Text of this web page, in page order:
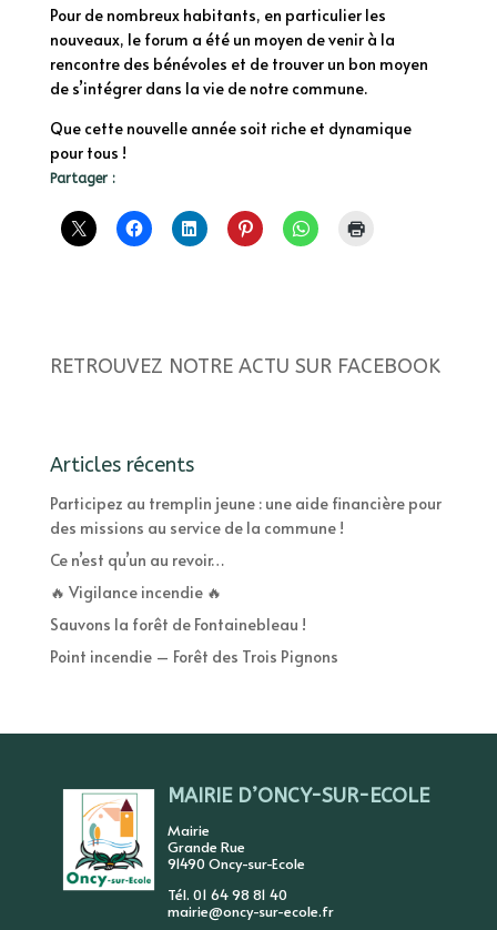
Pour de nombreux habitants, en particulier les
nouveaux, le forum a été un moyen de venir à la
rencontre des bénévoles et de trouver un bon moyen
de s’intégrer dans la vie de notre commune.
Que cette nouvelle année soit riche et dynamique
pour tous !
Partager :
RETROUVEZ NOTRE ACTU SUR FACEBOOK
Articles récents
Participez au tremplin jeune : une aide financière pour
des missions au service de la commune !
Ce n’est qu’un au revoir…
🔥 Vigilance incendie 🔥
Sauvons la forêt de Fontainebleau !
Point incendie – Forêt des Trois Pignons
MAIRIE D’ONCY-SUR-ECOLE
Mairie
Grande Rue
91490 Oncy-sur-Ecole
Tél. 01 64 98 81 40
mairie@oncy-sur-ecole.fr